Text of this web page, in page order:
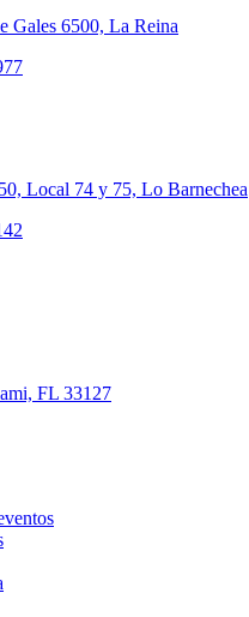
Gales 6500, La Reina
Local 74 y 75, Lo Barnechea
FL 33127